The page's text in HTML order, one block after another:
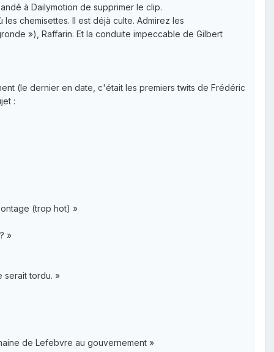
à Dailymotion de supprimer le clip.
chemisettes. Il est déjà culte. Admirez les
»), Raffarin. Et la conduite impeccable de Gilbert
(le dernier en date, c'était les premiers twits de Frédéric
:
(trop hot) »
»
serait tordu. »
de Lefebvre au gouvernement »